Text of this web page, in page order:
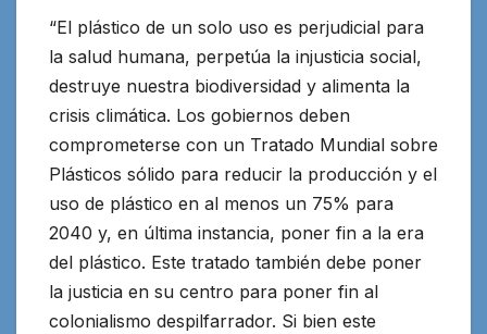
“El plástico de un solo uso es perjudicial para
la salud humana, perpetúa la injusticia social,
destruye nuestra biodiversidad y alimenta la
crisis climática. Los gobiernos deben
comprometerse con un Tratado Mundial sobre
Plásticos sólido para reducir la producción y el
uso de plástico en al menos un 75% para
2040 y, en última instancia, poner fin a la era
del plástico. Este tratado también debe poner
la justicia en su centro para poner fin al
colonialismo despilfarrador. Si bien este